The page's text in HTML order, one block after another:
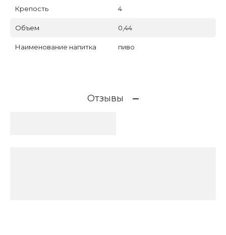
Крепость 4
Объем 0,44
Наименование напитка пиво
Отзывы